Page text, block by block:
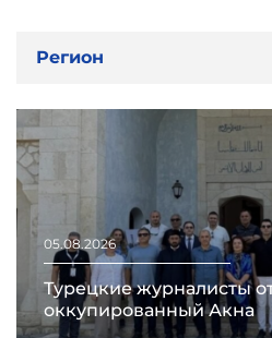
Регион
05.08.2026
Турецкие журналисты
оккупированный Акна